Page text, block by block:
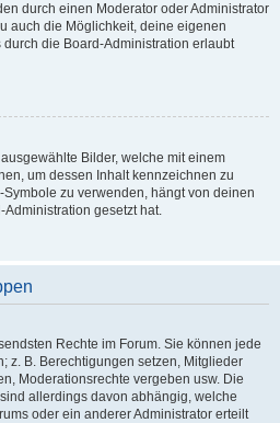
durch einen Moderator oder Administrator
auch die Möglichkeit, deine eigenen
die Board-Administration erlaubt
Bilder, welche mit einem
um dessen Inhalt kennzeichnen zu
zu verwenden, hängt von deinen
gesetzt hat.
Rechte im Forum. Sie können jede
z. B. Berechtigungen setzen, Mitglieder
Moderationsrechte vergeben usw. Die
allerdings davon abhängig, welche
oder ein anderer Administrator erteilt